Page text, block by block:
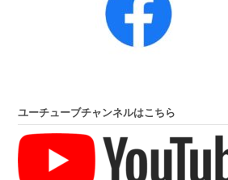
ユーチューブチャンネルはこちら